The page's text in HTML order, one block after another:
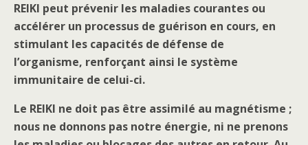
REIKI peut prévenir les maladies courantes ou
accélérer un processus de guérison en cours, en
stimulant les capacités de défense de
l’organisme, renforçant ainsi le système
immunitaire de celui-ci.
Le REIKI ne doit pas être assimilé au magnétisme ;
nous ne donnons pas notre énergie, ni ne prenons